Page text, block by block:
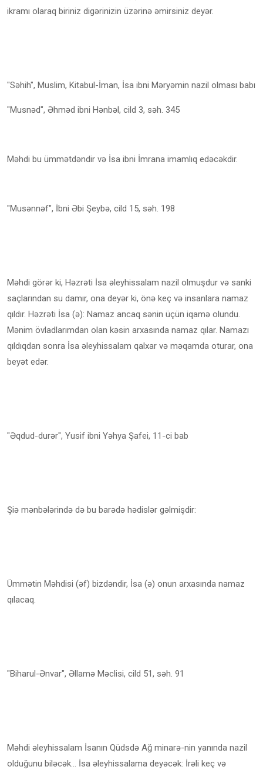
ikramı olaraq biriniz digərinizin üzərinə əmirsiniz deyər.
"Səhih", Muslim, Kitabul-İman, İsa ibni Məryəmin nazil olması babı
"Musnəd", Əhməd ibni Hənbəl, cild 3, səh. 345
Məhdi bu ümmətdəndir və İsa ibni İmrana imamlıq edəcəkdir.
"Musənnəf", İbni Əbi Şeybə, cild 15, səh. 198
Məhdi görər ki, Həzrəti İsa əleyhissalam nazil olmuşdur və sanki
saçlarından su damır, ona deyər ki, önə keç və insanlara namaz
qıldır. Həzrəti İsa (ə): Namaz ancaq sənin üçün iqamə olundu.
Mənim övladlarımdan olan kəsin arxasında namaz qılar. Namazı
qıldıqdan sonra İsa əleyhissalam qalxar və məqamda oturar, ona
beyət edər.
"Əqdud-durər", Yusif ibni Yəhya Şafei, 11-ci bab
Şiə mənbələrində də bu barədə hədislər gəlmişdir:
Ümmətin Məhdisi (əf) bizdəndir, İsa (ə) onun arxasında namaz
qılacaq.
"Biharul-Ənvar", Əllamə Məclisi, cild 51, səh. 91
Məhdi əleyhissalam İsanın Qüdsdə Ağ minarə-nin yanında nazil
olduğunu biləcək... İsa əleyhissalama deyəcək: İrəli keç və